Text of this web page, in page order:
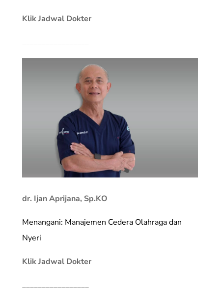
Klik Jadwal Dokter
_________________
dr. Ijan Aprijana, Sp.KO
Menangani: Manajemen Cedera Olahraga dan
Nyeri
Klik Jadwal Dokter
_________________